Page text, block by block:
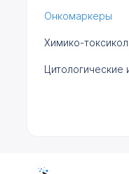
Онкомаркеры
Химико-
Цитологические